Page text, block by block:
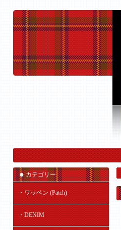
カテゴリー
・ワッペン (Patch)
・DENIM